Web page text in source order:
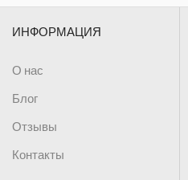
ИНФОРМАЦИЯ
О нас
Блог
Отзывы
Контакты